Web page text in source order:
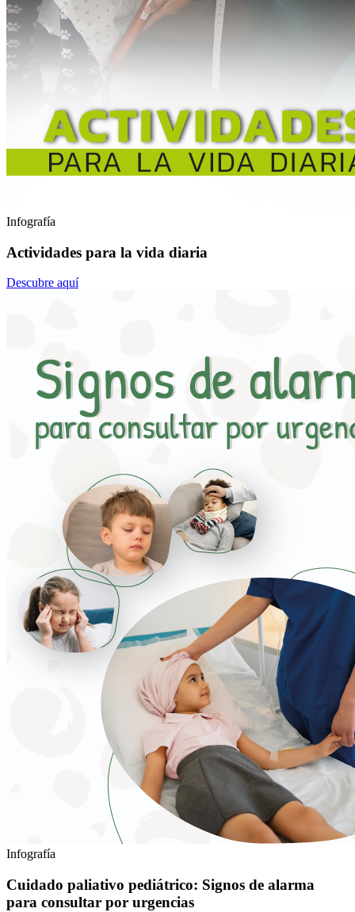
Infografía
Actividades para la vida diaria
Descubre aquí
Infografía
Cuidado paliativo pediátrico: Signos de alarma
para consultar por urgencias